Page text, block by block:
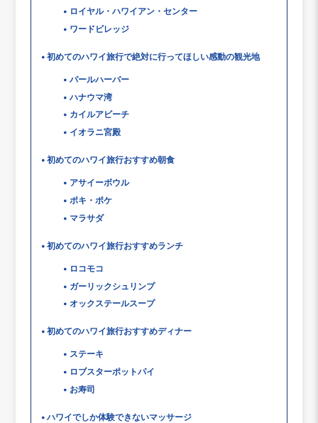
ロイヤル・ハワイアン・センター
ワードビレッジ
初めてのハワイ旅行で絶対に行ってほしい感動の観光地
パールハーバー
ハナウマ湾
カイルアビーチ
イオラニ宮殿
初めてのハワイ旅行おすすめ朝食
アサイーボウル
ポキ・ポケ
マラサダ
初めてのハワイ旅行おすすめランチ
ロコモコ
ガーリックシュリンプ
オックステールスープ
初めてのハワイ旅行おすすめディナー
ステーキ
ロブスターポットパイ
お寿司
ハワイでしか体験できないマッサージ